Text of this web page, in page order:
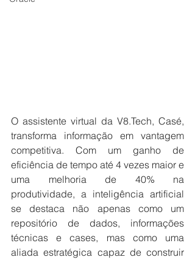
O assistente virtual da V8.Tech, Casé,
transforma informação em vantagem
competitiva. Com um ganho de
eficiência de tempo até 4 vezes maior e
uma melhoria de 40% na
produtividade, a inteligência artificial
se destaca não apenas como um
repositório de dados, informações
técnicas e cases, mas como uma
aliada estratégica capaz de construir